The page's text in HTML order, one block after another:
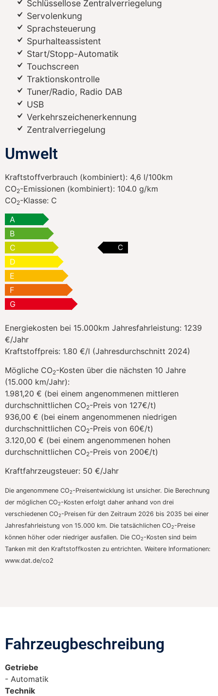
Schlüssellose Zentralverriegelung
Servolenkung
Sprachsteuerung
Spurhalteassistent
Start/Stopp-Automatik
Touchscreen
Traktionskontrolle
Tuner/Radio, Radio DAB
USB
Verkehrszeichenerkennung
Zentralverriegelung
Umwelt
Kraftstoffverbrauch (kombiniert): 4,6 l/100km
CO2-Emissionen (kombiniert): 104.0 g/km
CO2-Klasse: C
A
B
C
C
D
E
F
G
Energiekosten bei 15.000km Jahresfahrleistung: 1239
€/Jahr
Kraftstoffpreis: 1.80 €/l (Jahresdurchschnitt 2024)
Mögliche CO2-Kosten über die nächsten 10 Jahre
(15.000 km/Jahr):
1.981,20 € (bei einem angenommenen mittleren
durchschnittlichen CO2-Preis von 127€/t)
936,00 € (bei einem angenommenen niedrigen
durchschnittlichen CO2-Preis von 60€/t)
3.120,00 € (bei einem angenommenen hohen
durchschnittlichen CO2-Preis von 200€/t)
Kraftfahrzeugsteuer: 50 €/Jahr
Die angenommene CO2-Preisentwicklung ist unsicher. Die Berechnung
der möglichen CO2-Kosten erfolgt daher anhand von drei
verschiedenen CO2-Preisen für den Zeitraum 2026 bis 2035 bei einer
Jahresfahrleistung von 15.000 km. Die tatsächlichen CO2-Preise
können höher oder niedriger ausfallen. Die CO2-Kosten sind beim
Tanken mit den Kraftstoffkosten zu entrichten. Weitere Informationen:
www.dat.de/co2
Fahrzeugbeschreibung​
Getriebe
Automatik
Technik